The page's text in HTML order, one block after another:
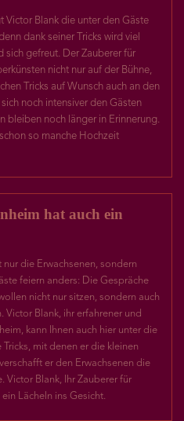
Victor Blank die unter den Gäste
dank seiner Tricks wird viel
sich gefreut. Der Zauberer für
nicht nur auf der Bühne,
Tricks auf Wunsch auch an den
noch intensiver den Gästen
bleiben noch länger in Erinnerung.
so manche Hochzeit
hat auch ein
die Erwachsenen, sondern
feiern anders: Die Gespräche
nicht nur sitzen, sondern auch
Blank, ihr erfahrener und
kann Ihnen auch hier unter die
mit denen er die kleinen
er den Erwachsenen die
Victor Blank, Ihr Zauberer für
Lächeln ins Gesicht.